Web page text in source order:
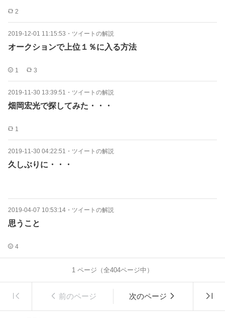
2
2019-12-01 11:15:53 ・ ツイートの解説
オークションで上位１％に入る方法
1 3
2019-11-30 13:39:51 ・ ツイートの解説
畑岡宏光で探してみた・・・
1
2019-11-30 04:22:51 ・ ツイートの解説
久しぶりに・・・
2019-04-07 10:53:14 ・ ツイートの解説
思うこと
4
1 ページ（全404ページ中）
前のページ 次のページ